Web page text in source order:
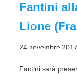
Fantini
Lione
24 novembre 2017
Fantini sarà